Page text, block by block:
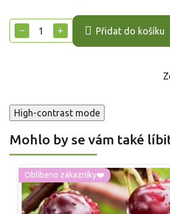
cena:
+
− Přidat do košíku
High-contrast mode
Mohlo by se vám také
Oblíbeno zákazníky❤️